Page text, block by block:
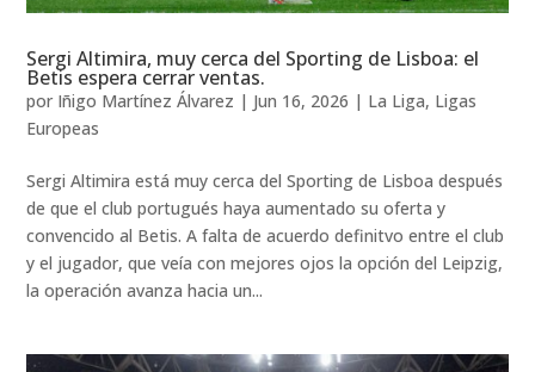
Sergi Altimira, muy cerca del Sporting de Lisboa: el
Betis espera cerrar ventas.
por Iñigo Martínez Álvarez | Jun 16, 2026 | La Liga, Ligas
Europeas
Sergi Altimira está muy cerca del Sporting de Lisboa después
de que el club portugués haya aumentado su oferta y
convencido al Betis. A falta de acuerdo definitvo entre el club
y el jugador, que veía con mejores ojos la opción del Leipzig,
la operación avanza hacia un...